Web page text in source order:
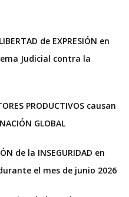
de EXPRESIÓN en
Judicial contra la
PRODUCTIVOS causan
GLOBAL
de la INSEGURIDAD en
el mes de junio 2026